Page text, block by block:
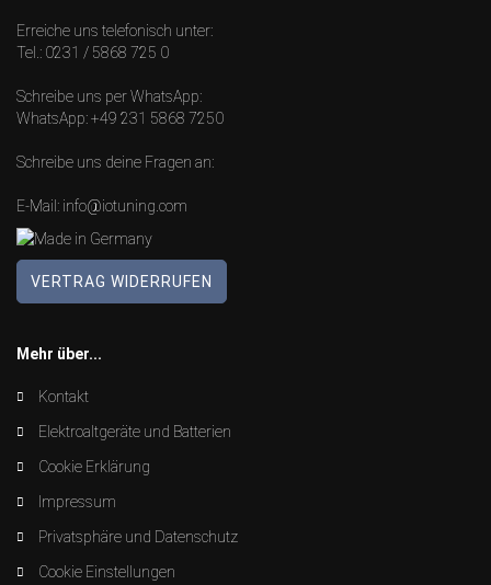
Erreiche uns telefonisch unter:
Tel.: 0231 / 5868 725 0
Schreibe uns per WhatsApp:
WhatsApp:+49 231 5868 7250
Schreibe uns deine Fragen an:
E-Mail: info@iotuning.com
VERTRAG WIDERRUFEN
Mehr über...
Kontakt
Elektroaltgeräte und Batterien
Cookie Erklärung
Impressum
Privatsphäre und Datenschutz
Cookie Einstellungen